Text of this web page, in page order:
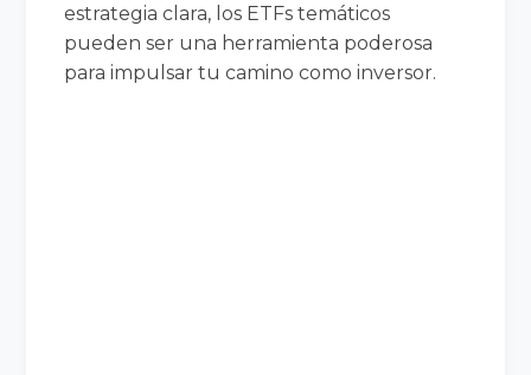
estrategia clara, los ETFs temáticos
pueden ser una herramienta poderosa
para impulsar tu camino como inversor.